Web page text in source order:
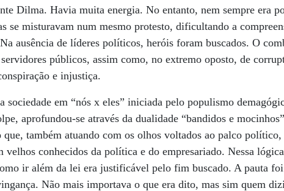
Dilma. Havia muita energia. No entanto, nem sempre era
se misturavam num mesmo protesto, dificultando a
ausência de líderes políticos, heróis foram buscados. O
públicos, assim como, no extremo oposto, de
e injustiça.
sociedade em “nós x eles” iniciada pelo populismo
aprofundou-se através da dualidade “bandidos e
que, também atuando com os olhos voltados ao palco
velhos conhecidos da política e do empresariado. Nessa
ir além da lei era justificável pelo fim buscado. A pauta
Não mais importava o que era dito, mas sim quem